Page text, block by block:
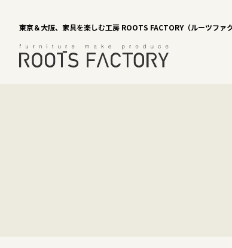
東京＆大阪、家具を楽しむ工房 ROOTS FACTORY（ルーツファ